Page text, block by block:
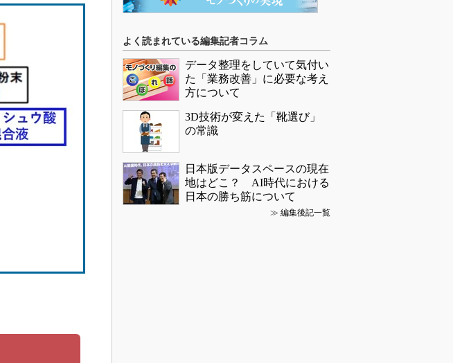
よく読まれている編集記者コラム
データ整理をしていて気付い
た「業務改善」に必要な考え
方について
3D技術が変えた「靴選び」
の常識
日本版データスペースの現在
地はどこ？ AI時代における
日本の勝ち筋について
≫ 編集後記一覧